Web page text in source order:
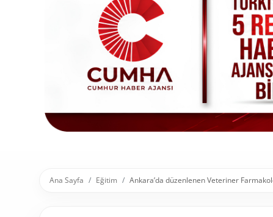
Sivil Toplum Kuruluşları
Kamu Kurumları ve Üst Kurullar
Resmi Reklamlar
Ana Sayfa Eğitim Ankara’da düzenlenen Veteriner